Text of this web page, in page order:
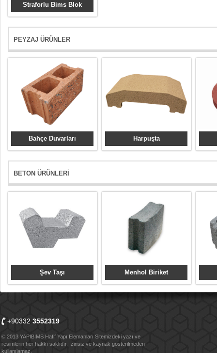
Straforlu Bims Blok
PEYZAJ ÜRÜNLER
Bahçe Duvarları Harpuşta
BETON ÜRÜNLERİ
Şev Taşı Menhol Biriket
+90332 3552319
© 2013 YAPIBİMS Hafif Yapı Elemanları Sitemizdeki yazı ve
resimlerin her hakkı saklıdır. İzinsiz ve kaynak gösterilmeden
kullanılamaz.